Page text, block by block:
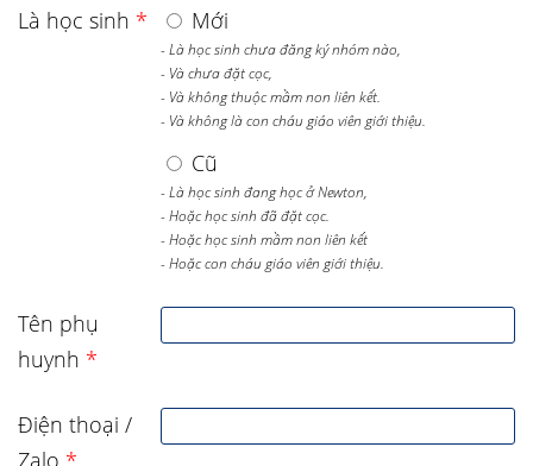
Là học sinh * Mới
- Là học sinh chưa đăng ký nhóm nào,
- Và chưa đặt cọc,
- Và không thuộc mầm non liên kết.
- Và không là con cháu giáo viên giới thiệu.
Cũ
- Là học sinh đang học ở Newton,
- Hoặc học sinh đã đặt cọc.
- Hoặc học sinh mầm non liên kết
- Hoặc con cháu giáo viên giới thiệu.
Tên phụ
huynh *
Điện thoại /
Zalo *